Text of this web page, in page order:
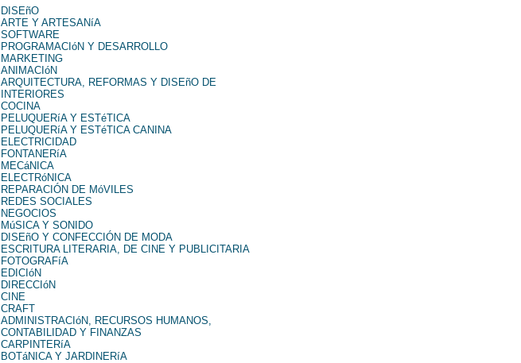
DISEñO
ARTE Y ARTESANíA
SOFTWARE
PROGRAMACIóN Y DESARROLLO
MARKETING
ANIMACIóN
ARQUITECTURA, REFORMAS Y DISEñO DE
INTERIORES
COCINA
PELUQUERíA Y ESTéTICA
PELUQUERíA Y ESTéTICA CANINA
ELECTRICIDAD
FONTANERíA
MECáNICA
ELECTRóNICA
REPARACIÓN DE MóVILES
REDES SOCIALES
NEGOCIOS
MúSICA Y SONIDO
DISEñO Y CONFECCIÓN DE MODA
ESCRITURA LITERARIA, DE CINE Y PUBLICITARIA
FOTOGRAFíA
EDICIóN
DIRECCIóN
CINE
CRAFT
ADMINISTRACIóN, RECURSOS HUMANOS,
CONTABILIDAD Y FINANZAS
CARPINTERíA
BOTáNICA Y JARDINERíA